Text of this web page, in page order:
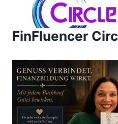
springen
FinFluencer